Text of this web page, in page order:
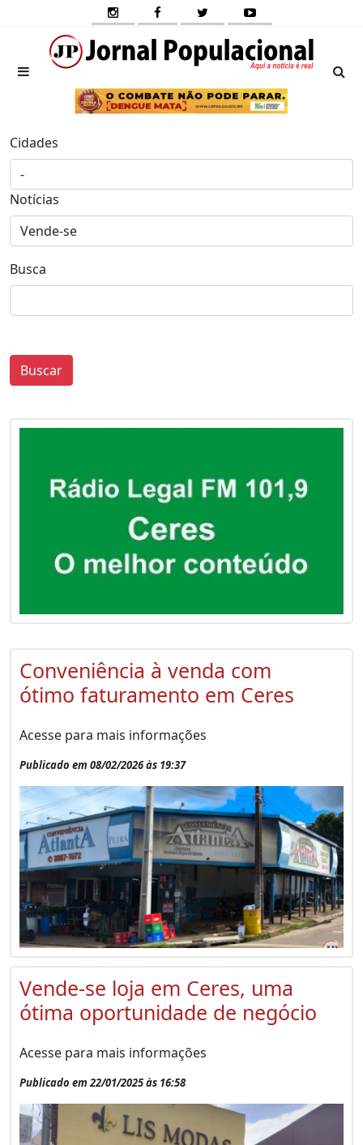
Cidades
Notícias
Busca
Buscar
Conveniência à venda com
ótimo faturamento em Ceres
Acesse para mais informações
Publicado em 08/02/2026 às 19:37
Vende-se loja em Ceres, uma
ótima oportunidade de negócio
Acesse para mais informações
Publicado em 22/01/2025 às 16:58